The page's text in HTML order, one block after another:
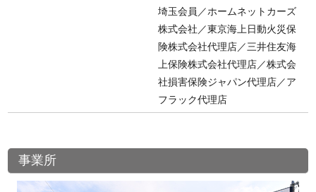
埼玉会員／ホームネットカーズ
株式会社／東京海上日動火災保
険株式会社代理店／三井住友海
上保険株式会社代理店／株式会
社損害保険ジャパン代理店／ア
フラック代理店
事業所